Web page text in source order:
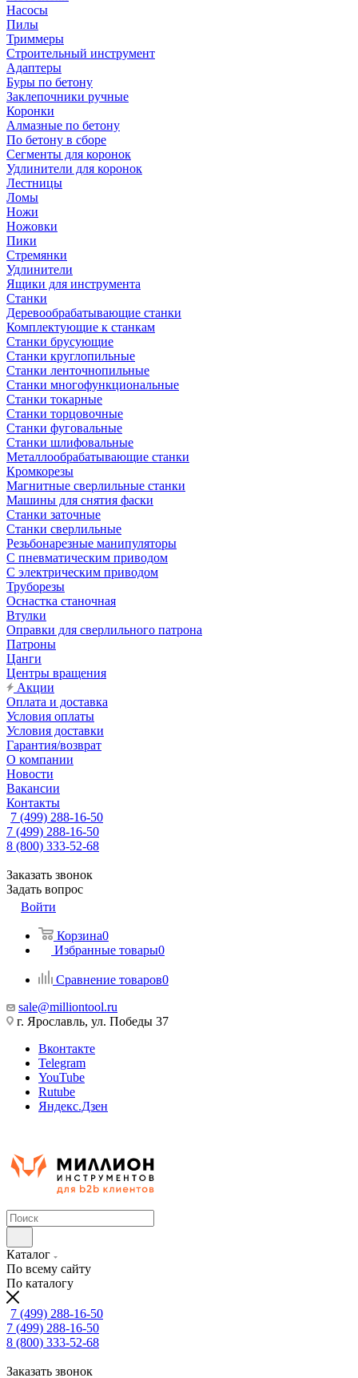
Насосы
Пилы
Триммеры
Строительный инструмент
Адаптеры
Буры по бетону
Заклепочники ручные
Коронки
Алмазные по бетону
По бетону в сборе
Сегменты для коронок
Удлинители для коронок
Лестницы
Ломы
Ножи
Ножовки
Пики
Стремянки
Удлинители
Ящики для инструмента
Станки
Деревообрабатывающие станки
Комплектующие к станкам
Станки брусующие
Станки круглопильные
Станки ленточнопильные
Станки многофункциональные
Станки токарные
Станки торцовочные
Станки фуговальные
Станки шлифовальные
Металлообрабатывающие станки
Кромкорезы
Магнитные сверлильные станки
Машины для снятия фаски
Станки заточные
Станки сверлильные
Резьбонарезные манипуляторы
С пневматическим приводом
С электрическим приводом
Труборезы
Оснастка станочная
Втулки
Оправки для сверлильного патрона
Патроны
Цанги
Центры вращения
Акции
Оплата и доставка
Условия оплаты
Условия доставки
Гарантия/возврат
О компании
Новости
Вакансии
Контакты
7 (499) 288-16-50
7 (499) 288-16-50
8 (800) 333-52-68
Заказать звонок
Задать вопрос
Войти
Корзина0
Избранные товары0
Сравнение товаров0
sale@milliontool.ru
г. Ярославль, ул. Победы 37
Вконтакте
Telegram
YouTube
Rutube
Яндекс.Дзен
Каталог
По всему сайту
По каталогу
7 (499) 288-16-50
7 (499) 288-16-50
8 (800) 333-52-68
Заказать звонок